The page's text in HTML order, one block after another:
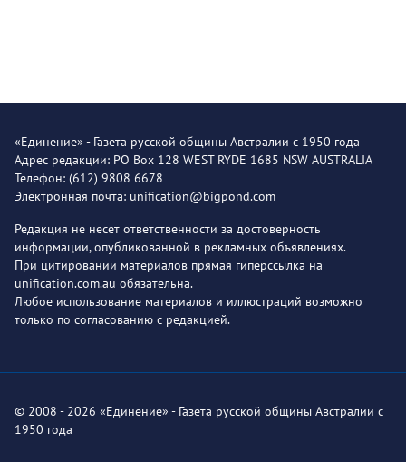
«Единение» - Газета русской общины Австралии с 1950 года
Адрес редакции: PO Box 128 WEST RYDE 1685 NSW AUSTRALIA
Телефон: (612) 9808 6678
Электронная почта: unification@bigpond.com
Редакция не несет ответственности за достоверность
информации, опубликованной в рекламных объявлениях.
При цитировании материалов прямая гиперссылка на
unification.com.au обязательна.
Любое использование материалов и иллюстраций возможно
только по согласованию с редакцией.
© 2008 - 2026 «Единение» - Газета русской общины Австралии с
1950 года